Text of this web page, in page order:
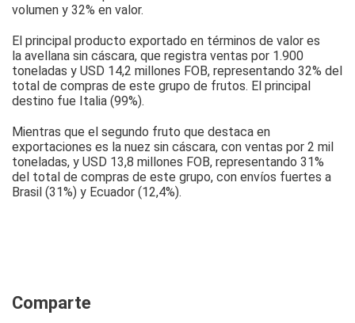
Comparte
volumen y 32% en valor.
El principal producto exportado en términos de valor es
la avellana sin cáscara, que registra ventas por 1.900
toneladas y USD 14,2 millones FOB, representando 32% del
total de compras de este grupo de frutos. El principal
destino fue Italia (99%).
Mientras que el segundo fruto que destaca en
exportaciones es la nuez sin cáscara, con ventas por 2 mil
toneladas, y USD 13,8 millones FOB, representando 31%
del total de compras de este grupo, con envíos fuertes a
Brasil (31%) y Ecuador (12,4%).